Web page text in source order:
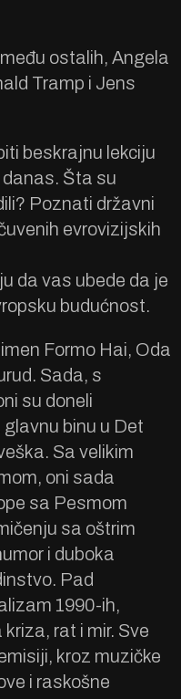
ostalih, Angela
Tramp i Jens
beskrajnu lekciju
danas. Šta su
Poznati državni
evrovizijskih
da vas ubede da je
budućnost.
Formo Hai, Oda
Sada, s
su doneli
binu u Det
Sa velikim
oni sada
sa Pesmom
sa oštrim
i duboka
Pad
1990-ih,
rat i mir. Sve
kroz muzičke
i raskošne